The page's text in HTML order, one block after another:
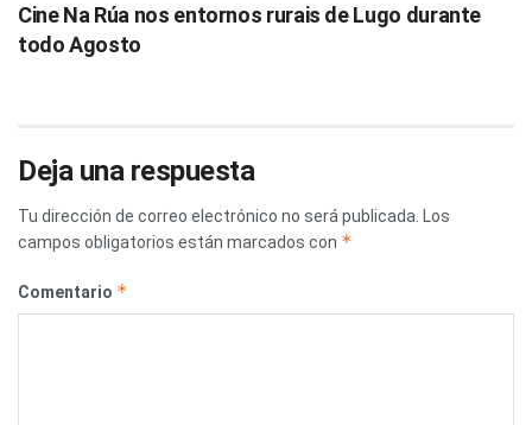
Cine Na Rúa nos entornos rurais de Lugo durante
todo Agosto
Deja una respuesta
Tu dirección de correo electrónico no será publicada.
Los
campos obligatorios están marcados con *
Comentario *